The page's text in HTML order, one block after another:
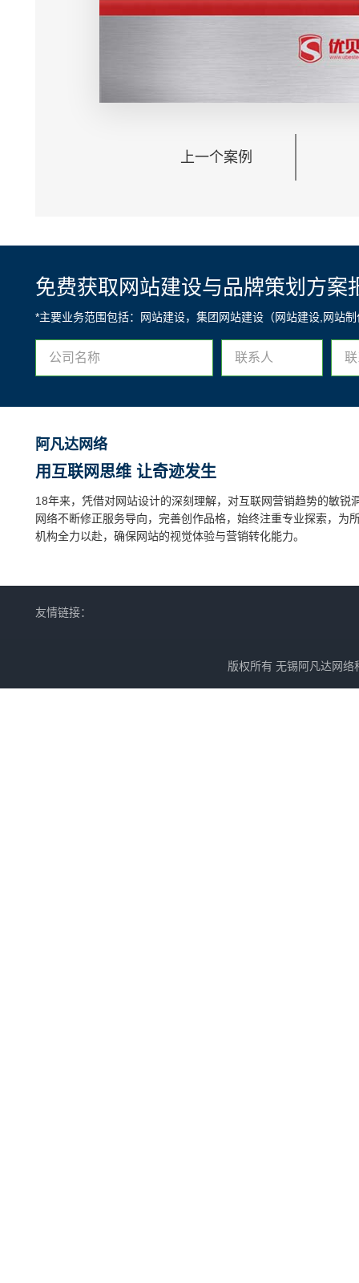
上一个案例
免费获取网站建设与品牌策划方案
*主要业务范围包括：网站建设，集团网站建设（网站建设,网站
阿凡达网络
用互联网思维 让奇迹发生
18年来，凭借对网站设计的深刻理解，对互联网营销趋势的敏锐
网络不断修正服务导向，完善创作品格，始终注重专业探索，为
机构全力以赴，确保网站的视觉体验与营销转化能力。
友情链接：
版权所有 无锡阿凡达网